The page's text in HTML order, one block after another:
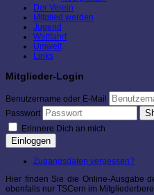
Der Verein
Mitglied werden
Jugend
Wettfahrt
Umwelt
Links
Mitglieder-Login
Benutzername oder E-Mail
Passwort
Erinnere Dich an mich
Einloggen
Zugangsdaten vergessen?
Hier finden Sie die Online-Ausgabe
ebenfalls nur TSCern im